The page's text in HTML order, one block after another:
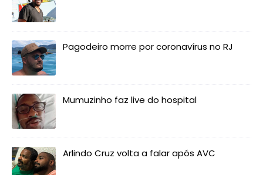
Pagodeiro morre por coronavírus no RJ
Mumuzinho faz live do hospital
Arlindo Cruz volta a falar após AVC